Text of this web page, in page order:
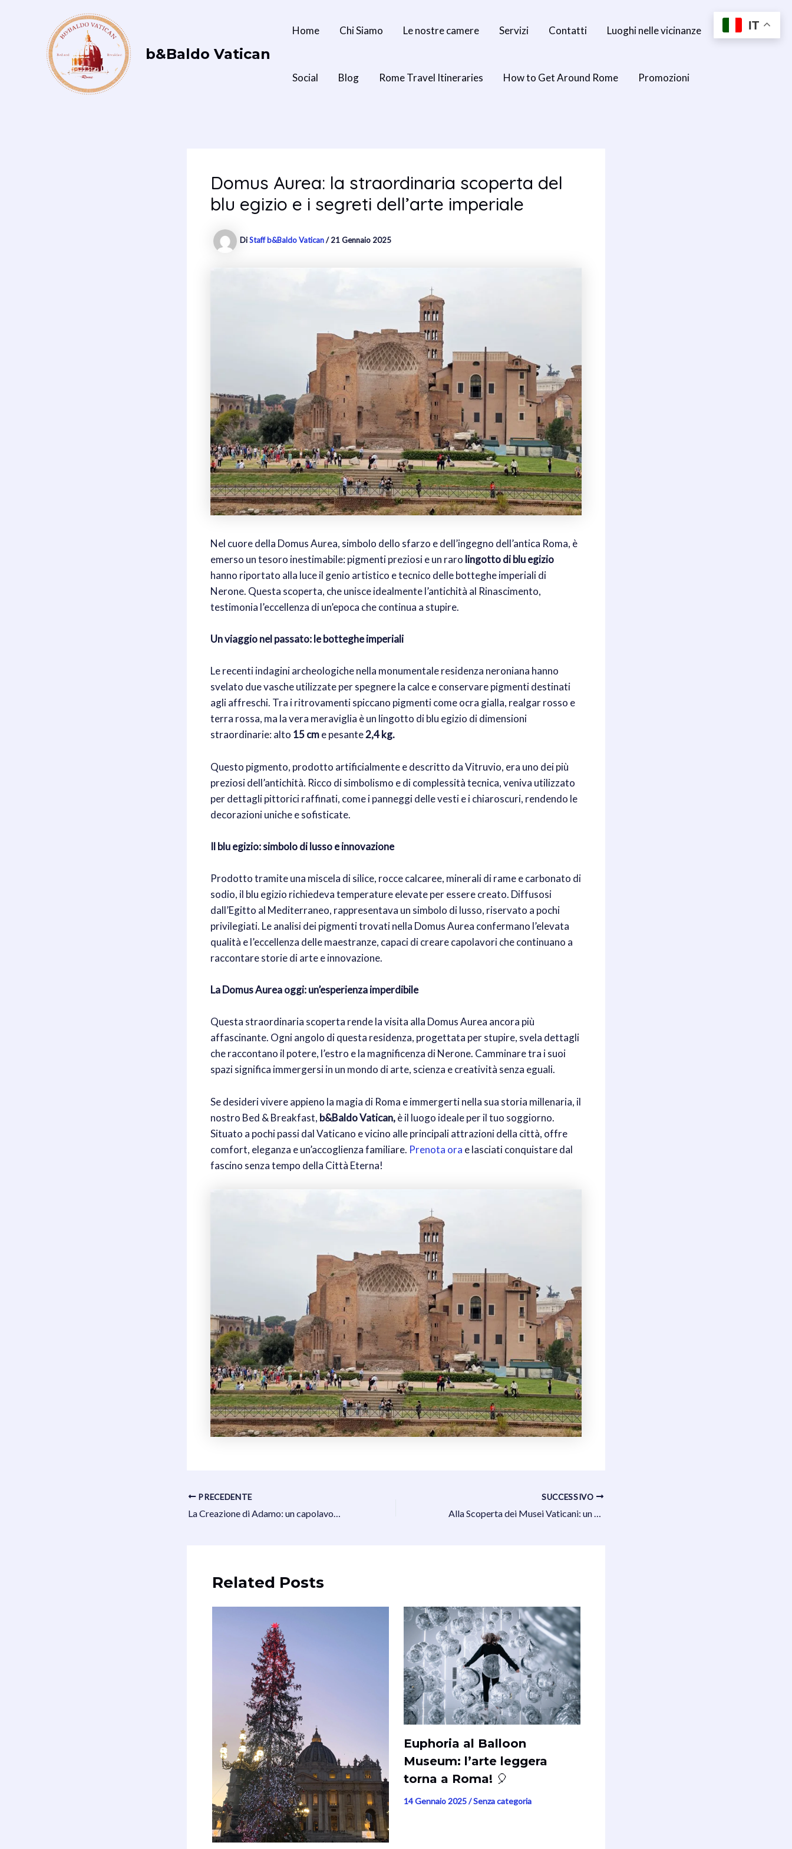
b&Baldo Vatican
Home Chi Siamo Le nostre camere Servizi Contatti Luoghi nelle vicinanze
Social Blog Rome Travel Itineraries How to Get Around Rome Promozioni
Domus Aurea: la straordinaria scoperta del
blu egizio e i segreti dell’arte imperiale
DiStaff b&Baldo Vatican/21 Gennaio 2025
Nel cuore della Domus Aurea, simbolo dello sfarzo e dell’ingegno dell’antica Roma, è
emerso un tesoro inestimabile: pigmenti preziosi e un raro lingotto di blu egizio
hanno riportato alla luce il genio artistico e tecnico delle botteghe imperiali di
Nerone. Questa scoperta, che unisce idealmente l’antichità al Rinascimento,
testimonia l’eccellenza di un’epoca che continua a stupire.
Un viaggio nel passato: le botteghe imperiali
Le recenti indagini archeologiche nella monumentale residenza neroniana hanno
svelato due vasche utilizzate per spegnere la calce e conservare pigmenti destinati
agli affreschi. Tra i ritrovamenti spiccano pigmenti come ocra gialla, realgar rosso e
terra rossa, ma la vera meraviglia è un lingotto di blu egizio di dimensioni
straordinarie: alto 15 cme pesante2,4 kg.
Questo pigmento, prodotto artificialmente e descritto da Vitruvio, era uno dei più
preziosi dell’antichità. Ricco di simbolismo e di complessità tecnica, veniva utilizzato
per dettagli pittorici raffinati, come i panneggi delle vesti e i chiaroscuri, rendendo le
decorazioni uniche e sofisticate.
Il blu egizio: simbolo di lusso e innovazione
Prodotto tramite una miscela di silice, rocce calcaree, minerali di rame e carbonato di
sodio, il blu egizio richiedeva temperature elevate per essere creato. Diffusosi
dall’Egitto al Mediterraneo, rappresentava un simbolo di lusso, riservato a pochi
privilegiati. Le analisi dei pigmenti trovati nella Domus Aurea confermano l’elevata
qualità e l’eccellenza delle maestranze, capaci di creare capolavori che continuano a
raccontare storie di arte e innovazione.
La Domus Aurea oggi: un’esperienza imperdibile
Questa straordinaria scoperta rende la visita alla Domus Aurea ancora più
affascinante. Ogni angolo di questa residenza, progettata per stupire, svela dettagli
che raccontano il potere, l’estro e la magnificenza di Nerone. Camminare tra i suoi
spazi significa immergersi in un mondo di arte, scienza e creatività senza eguali.
Se desideri vivere appieno la magia di Roma e immergerti nella sua storia millenaria, il
nostro Bed & Breakfast, b&Baldo Vatican,è il luogo ideale per il tuo soggiorno.
Situato a pochi passi dal Vaticano e vicino alle principali attrazioni della città, offre
comfort, eleganza e un’accoglienza familiare. Prenota ora e lasciati conquistare dal
fascino senza tempo della Città Eterna!
Navigazione
articoli
PRECEDENTE
La Creazione di Adamo: un capolavoro eterno
SUCCESSIVO
Alla Scoperta dei Musei Vaticani: un Viaggio tra Arte e Storia
Related Posts
Euphoria al Balloon
Museum: l’arte leggera
torna a Roma! 🎈
14 Gennaio 2025/Senza categoria
IT